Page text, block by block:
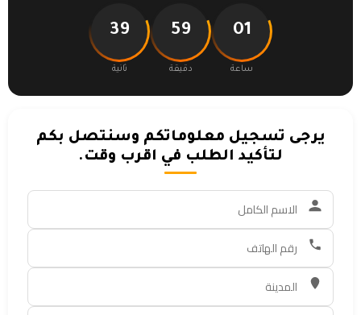
01
ساعة
59
دقيقة
39
ثانية
يرجى تسجيل معلوماتكم وسنتصل بكم
لتأكيد الطلب في اقرب وقت.